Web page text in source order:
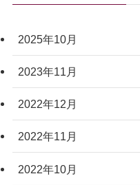
2025年10月
2023年11月
2022年12月
2022年11月
2022年10月